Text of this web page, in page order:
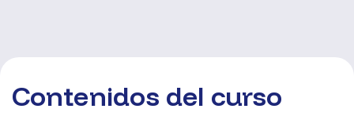
Contenidos del curso